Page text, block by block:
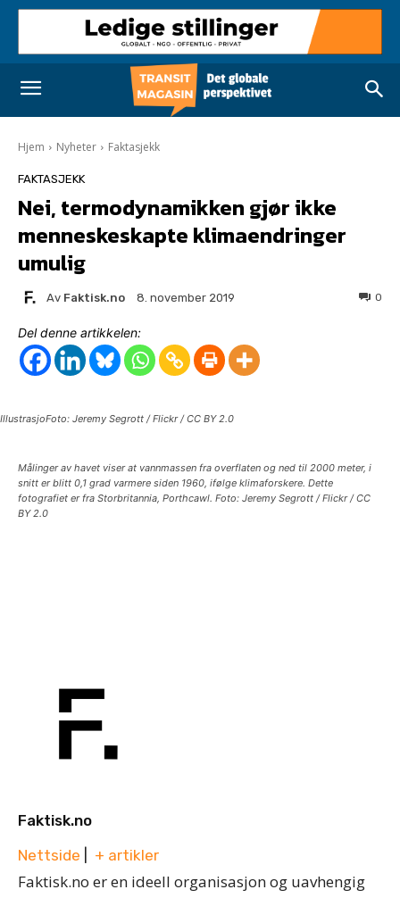
Hjem Nyheter Faktasjekk
FAKTASJEKK
Nei, termodynamikken gjør ikke
menneskeskapte klimaendringer
umulig
Av Faktisk.no 8. november 2019 0
Del denne artikkelen:
IllustrasjoFoto: Jeremy Segrott / Flickr / CC BY 2.0
Målinger av havet viser at vannmassen fra overflaten og ned til 2000 meter, i
snitt er blitt 0,1 grad varmere siden 1960, ifølge klimaforskere. Dette
fotografiet er fra Storbritannia, Porthcawl. Foto: Jeremy Segrott / Flickr / CC
BY 2.0
Faktisk.no
Nettside
+ artikler
Faktisk.no er en ideell organisasjon og uavhengig